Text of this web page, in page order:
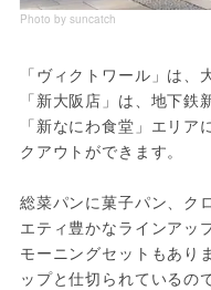
Photo by suncatch
「ヴィクトワール」は、
「新大阪店」は、地下
「新なにわ食堂」エリ
クアウトができます。
総菜パンに菓子パン、ク
エティ豊かなラインアッ
モーニングセットもあり
ップと仕切られているの